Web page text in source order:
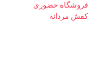
فروشگاه حضوری
کفش مردانه